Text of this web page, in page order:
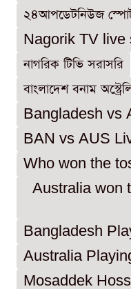
২৪আপডেটনিউজ
Nagorik TV live
নাগরিক টিভি সরাসরি
বাংলাদেশ বনাম
Bangladesh vs
BAN vs AUS
Who won the
Australia won
Bangladesh
Australia
Mosaddek